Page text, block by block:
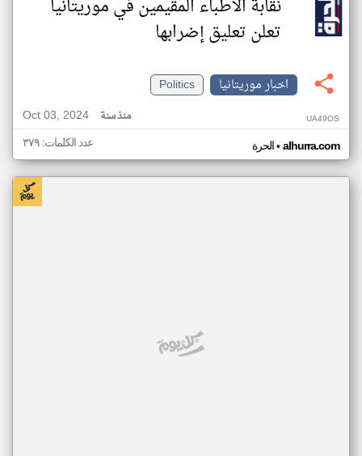
نقابة الأطباء المقيمين في موريتانيا
تعلن تعليق إضرابها
اخبار موريتانيا
Politics
Oct 03, 2024
منذ سنة UA49OS
الحرة• alhurra.com عدد الكلمات: ٣٧٩